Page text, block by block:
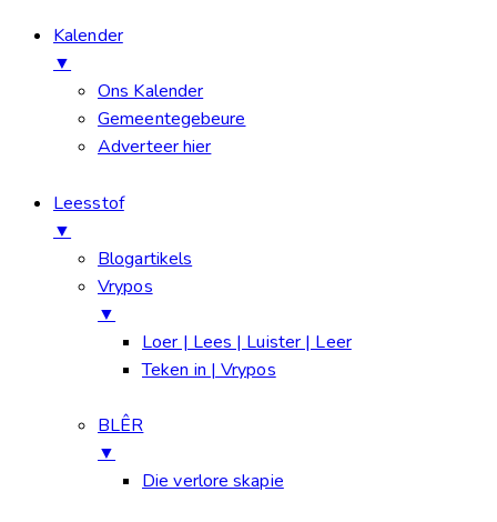
Kalender
▼
Ons Kalender
Gemeentegebeure
Adverteer hier
Leesstof
▼
Blogartikels
Vrypos
▼
Loer | Lees | Luister | Leer
Teken in | Vrypos
BLÊR
▼
Die verlore skapie